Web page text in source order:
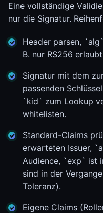
Eine vollständige
nur die Signatur.
Header parsen,
B. nur RS256
Signatur mit dem
passenden
`kid` zum Lookup
whitelisten.
Standard-Claims
erwarteten Issuer,
Audience, `exp` ist
sind in der
Toleranz).
Eigene Claims